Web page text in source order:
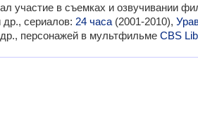
участие в съемках и озвучивании
др., сериалов: 24 часа(2001-2010),
персонажей в мультфильме CBS